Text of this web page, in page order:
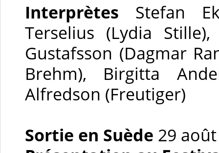
Interprètes Stefan
Terselius (Lydia
Gustafsson (Dagmar
Brehm), Birgitta
Alfredson (Freutiger)
Sortie en Suède 29